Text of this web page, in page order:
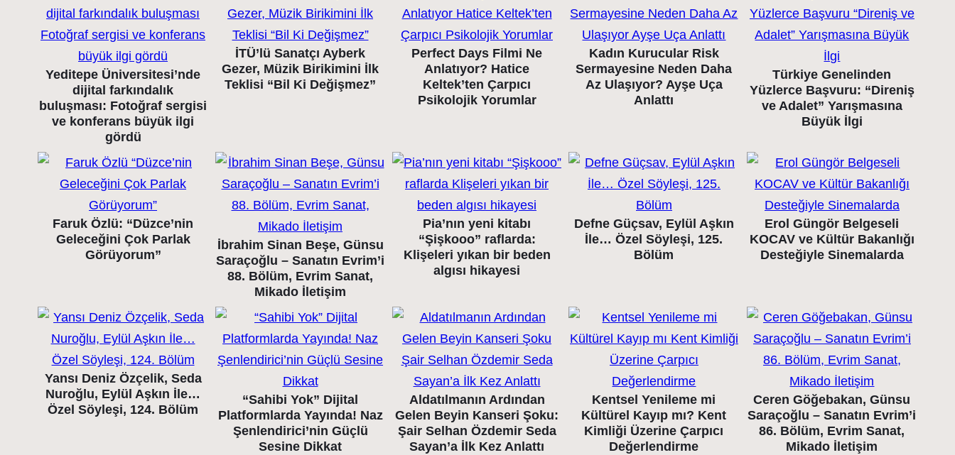
Yeditepe Üniversitesi’nde
dijital farkındalık
buluşması: Fotoğraf sergisi
ve konferans büyük ilgi
gördü
İTÜ’lü Sanatçı Ayberk
Gezer, Müzik Birikimini İlk
Teklisi “Bil Ki Değişmez”
Perfect Days Filmi Ne
Anlatıyor? Hatice
Keltek’ten Çarpıcı
Psikolojik Yorumlar
Kadın Kurucular Risk
Sermayesine Neden Daha
Az Ulaşıyor? Ayşe Uça
Anlattı
Türkiye Genelinden
Yüzlerce Başvuru: “Direniş
ve Adalet” Yarışmasına
Büyük İlgi
Faruk Özlü: “Düzce’nin
Geleceğini Çok Parlak
Görüyorum”
İbrahim Sinan Beşe, Günsu
Saraçoğlu – Sanatın Evrim’i
88. Bölüm, Evrim Sanat,
Mikado İletişim
Pia’nın yeni kitabı
“Şişkooo” raflarda:
Klişeleri yıkan bir beden
algısı hikayesi
Defne Güçsav, Eylül Aşkın
İle… Özel Söyleşi, 125.
Bölüm
Erol Güngör Belgeseli
KOCAV ve Kültür Bakanlığı
Desteğiyle Sinemalarda
Yansı Deniz Özçelik, Seda
Nuroğlu, Eylül Aşkın İle…
Özel Söyleşi, 124. Bölüm
“Sahibi Yok” Dijital
Platformlarda Yayında! Naz
Şenlendirici’nin Güçlü
Sesine Dikkat
Aldatılmanın Ardından
Gelen Beyin Kanseri Şoku:
Şair Selhan Özdemir Seda
Sayan’a İlk Kez Anlattı
Kentsel Yenileme mi
Kültürel Kayıp mı? Kent
Kimliği Üzerine Çarpıcı
Değerlendirme
Ceren Göğebakan, Günsu
Saraçoğlu – Sanatın Evrim’i
86. Bölüm, Evrim Sanat,
Mikado İletişim